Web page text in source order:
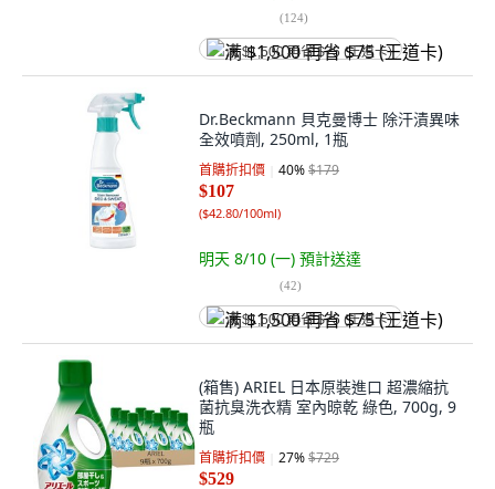
(124)
满 $1,500 再省 $75 (王道卡)
Dr.Beckmann 貝克曼博士 除汗漬異味
全效噴劑, 250ml, 1瓶
首購折扣價 40%$179
$107
($42.80/100ml)
明天 8/10 (一) 預計送達
(42)
满 $1,500 再省 $75 (王道卡)
(箱售) ARIEL 日本原裝進口 超濃縮抗
菌抗臭洗衣精 室內晾乾 綠色, 700g, 9
瓶
首購折扣價 27%$729
$529